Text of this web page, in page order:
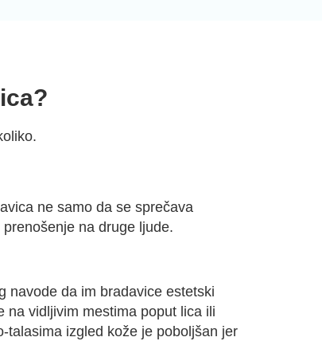
ne samo da se sprečava
na druge ljude.
navode da im bradavice estetski
na vidljivim mestima poput lica ili
talasima izgled kože je poboljšan jer